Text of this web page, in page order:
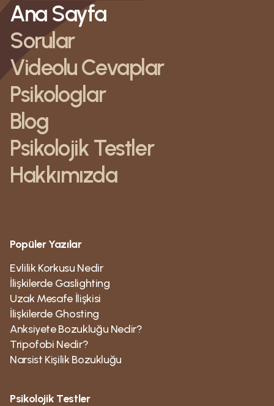
Ana Sayfa
Sorular
Videolu Cevaplar
Psikologlar
Blog
Psikolojik Testler
Hakkımızda
Popüler Yazılar
Evlilik Korkusu Nedir
İlişkilerde Gaslighting
Uzak Mesafe İlişkisi
İlişkilerde Ghosting
Anksiyete Bozukluğu Nedir?
Tripofobi Nedir?
Narsist Kişilik Bozukluğu
Psikolojik Testler